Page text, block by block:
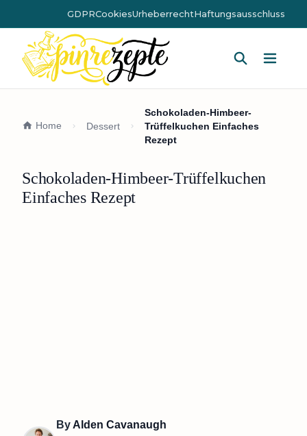
GDPRCookiesUrheberrechtHaftungsausschluss
Home Dessert
Schokoladen-Himbeer-
Trüffelkuchen Einfaches
Rezept
Schokoladen-Himbeer-Trüffelkuchen
Einfaches Rezept
ByAlden Cavanaugh